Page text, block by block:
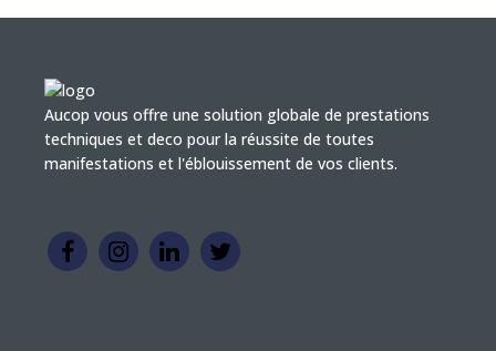
Aucop vous offre une solution globale de prestations
techniques et deco pour la réussite de toutes
manifestations et l'éblouissement de vos clients.